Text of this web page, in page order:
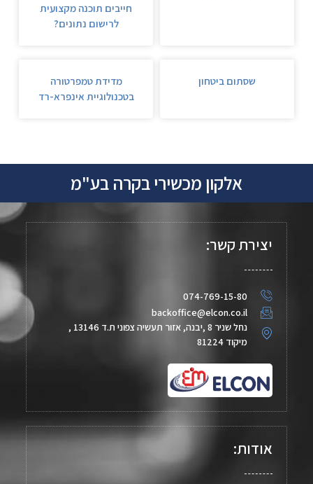
חייבים תוכנה מקצועית
לרישום נתונים?
שסתום ביטחון
מדידת טמפרטורה
בטכנולוגיית אינפרא-רד
אלקון מכשירי בקרה בע"מ
יצירת קשר:
074-769-15-80
backoffice@elcon.co.il
נחל שניר 8 ,יבנה, אזור תעשיה צפוני ת.ד 13146 ,
מיקוד 81224
אודות: